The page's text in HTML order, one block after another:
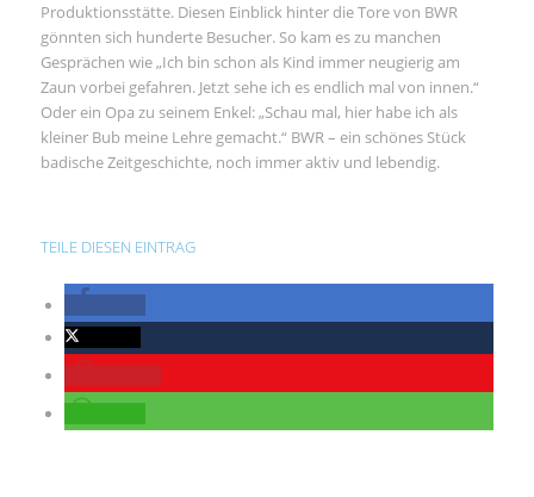
Produktionsstätte. Diesen Einblick hinter die Tore von BWR
gönnten sich hunderte Besucher. So kam es zu manchen
Gesprächen wie „Ich bin schon als Kind immer neugierig am
Zaun vorbei gefahren. Jetzt sehe ich es endlich mal von innen.“
Oder ein Opa zu seinem Enkel: „Schau mal, hier habe ich als
kleiner Bub meine Lehre gemacht.“ BWR – ein schönes Stück
badische Zeitgeschichte, noch immer aktiv und lebendig.
TEILE DIESEN EINTRAG